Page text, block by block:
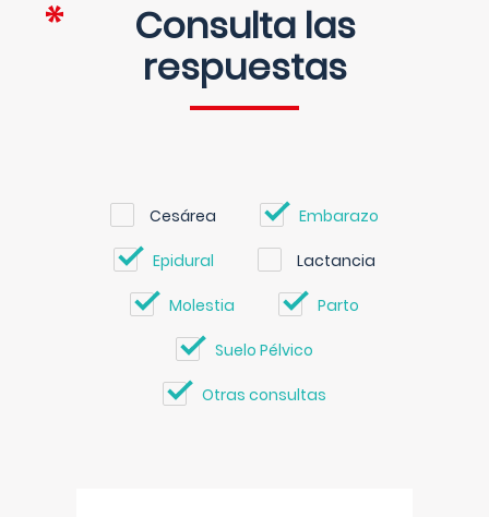
Consulta las
respuestas
Cesárea Embarazo
Epidural Lactancia
Molestia Parto
Suelo Pélvico
Otras consultas